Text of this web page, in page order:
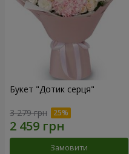
Букет "Дотик серця"
3 279 грн
Замовити